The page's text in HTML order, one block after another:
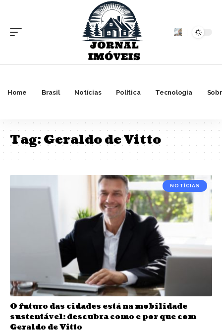
Home Brasil Notícias Política Tecnologia
Tag:Geraldo de Vitto
NOTÍCIAS
O futuro das cidades está na mobilidade
sustentável: descubra como e por que com
Geraldo de Vitto